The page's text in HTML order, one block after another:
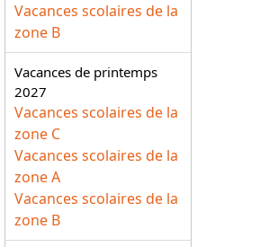
Vacances scolaires de la
zone B
Vacances de printemps
2027
Vacances scolaires de la
zone C
Vacances scolaires de la
zone A
Vacances scolaires de la
zone B